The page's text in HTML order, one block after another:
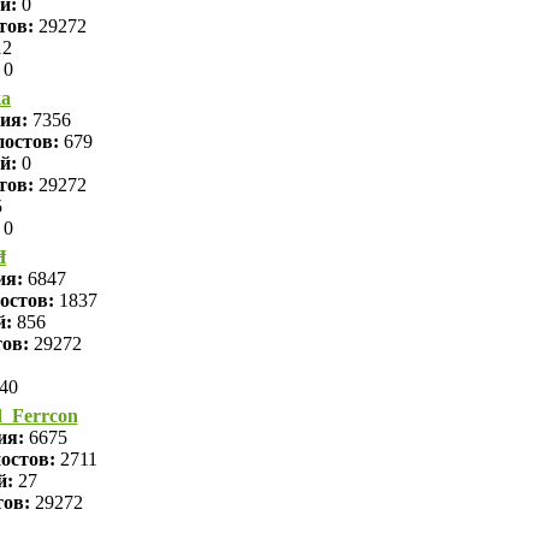
0
29272
0
7356
679
0
29272
0
6847
1837
856
29272
6675
2711
27
29272